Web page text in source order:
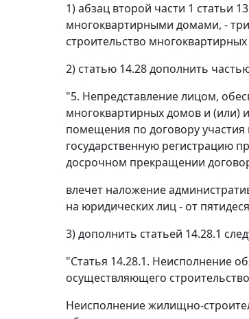
1) абзац второй части 1 статьи
многоквартирными домами, -
строительство
2) статью 14.28 дополнить
"5. Непредставление лицом,
многоквартирных домов и (или)
помещения по договору
государственную регистрацию
досрочном прекращении
влечет наложение
на юридических лиц - от
3) дополнить статьей 14.28.1
"Статья 14.28.1. Неисполнение
осуществляющего
Неисполнение жилищно-